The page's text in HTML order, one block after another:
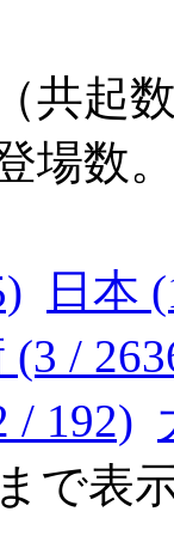
共起
場数
日本
/
/ 192)
で表